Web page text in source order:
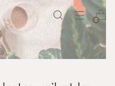
0